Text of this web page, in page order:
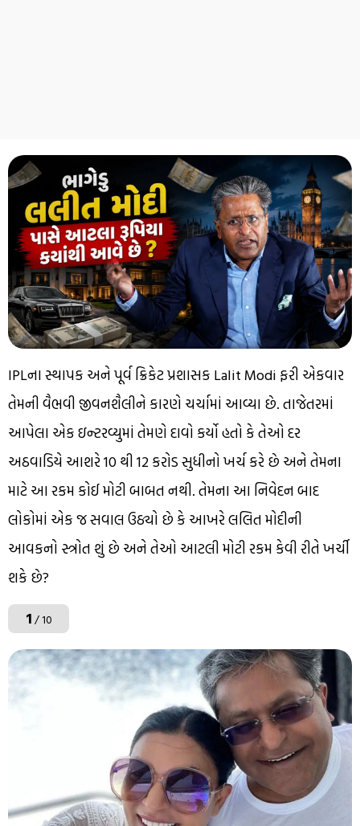
IPLના સ્થાપક અને પૂર્વ ક્રિકેટ પ્રશાસક Lalit Modi ફરી એકવાર
તેમની વૈભવી જીવનશૈલીને કારણે ચર્ચામાં આવ્યા છે. તાજેતરમાં
આપેલા એક ઇન્ટરવ્યુમાં તેમણે દાવો કર્યો હતો કે તેઓ દર
અઠવાડિયે આશરે ₹10 થી ₹12 કરોડ સુધીનો ખર્ચ કરે છે અને તેમના
માટે આ રકમ કોઈ મોટી બાબત નથી. તેમના આ નિવેદન બાદ
લોકોમાં એક જ સવાલ ઉઠ્યો છે કે આખરે લલિત મોદીની
આવકનો સ્ત્રોત શું છે અને તેઓ આટલી મોટી રકમ કેવી રીતે ખર્ચી
શકે છે?
1/ 10